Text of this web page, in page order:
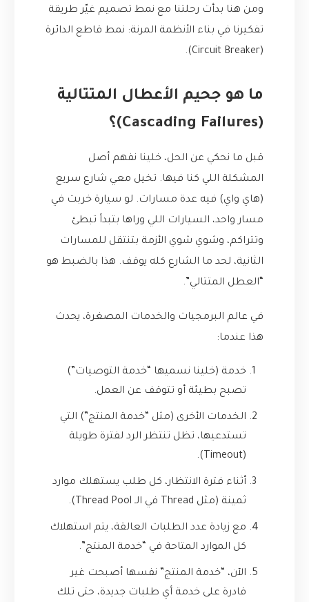
ومن هنا بدأت رحلتنا مع نمط تصميم غيّر طريقة
تفكيرنا في بناء الأنظمة المرنة: نمط قاطع الدائرة
(Circuit Breaker).
ما هو جحيم الأعطال المتتالية
(Cascading Failures)؟
قبل ما نحكي عن الحل، خلينا نفهم أصل
المشكلة اللي كنا فيها. تخيل معي شارع سريع
(هاي واي) فيه عدة مسارات. لو سيارة خربت في
مسار واحد، السيارات اللي وراها بتبدأ تبطئ
وتتراكم، وشوي شوي الأزمة بتنتقل للمسارات
الثانية، لحد ما الشارع كله يوقف. هذا بالضبط هو
“العطل المتتالي”.
في عالم البرمجيات والخدمات المصغرة، يحدث
هذا عندما:
خدمة (خلينا نسميها “خدمة التوصيات”)
تصبح بطيئة أو تتوقف عن العمل.
الخدمات الأخرى (مثل “خدمة المنتج”) التي
تستدعيها، تظل تنتظر الرد لفترة طويلة
(Timeout).
أثناء فترة الانتظار، كل طلب يستهلك موارد
ثمينة (مثل Thread في الـ Thread Pool).
مع زيادة عدد الطلبات العالقة، يتم استهلاك
كل الموارد المتاحة في “خدمة المنتج”.
الآن، “خدمة المنتج” نفسها أصبحت غير
قادرة على خدمة أي طلبات جديدة، حتى تلك